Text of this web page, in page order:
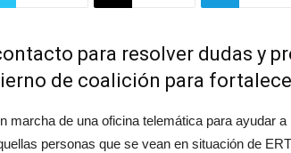
para resolver dudas y
de coalición para
de una oficina telemática para ayudar
personas que se vean en situación de